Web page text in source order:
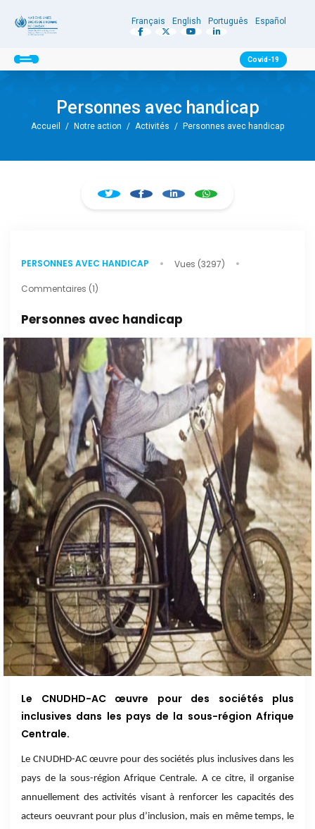
Français English Português Español
Covid-19
Personnes avec handicap
Accueil / Notre action / Activités / Personnes avec handicap
PERSONNES AVEC HANDICAP Vues (3297)
Commentaires (1)
Personnes avec handicap
Le CNUDHD-AC œuvre pour des sociétés plus
inclusives dans les pays de la sous-région Afrique
Centrale.
Le CNUDHD-AC œuvre pour des sociétés plus inclusives dans les
pays de la sous-région Afrique Centrale. A ce citre, il organise
annuellement des activités visant à renforcer les capacités des
acteurs oeuvrant pour plus d’inclusion, mais en même temps, le